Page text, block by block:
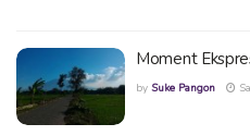
Moment
by Suke Pangon